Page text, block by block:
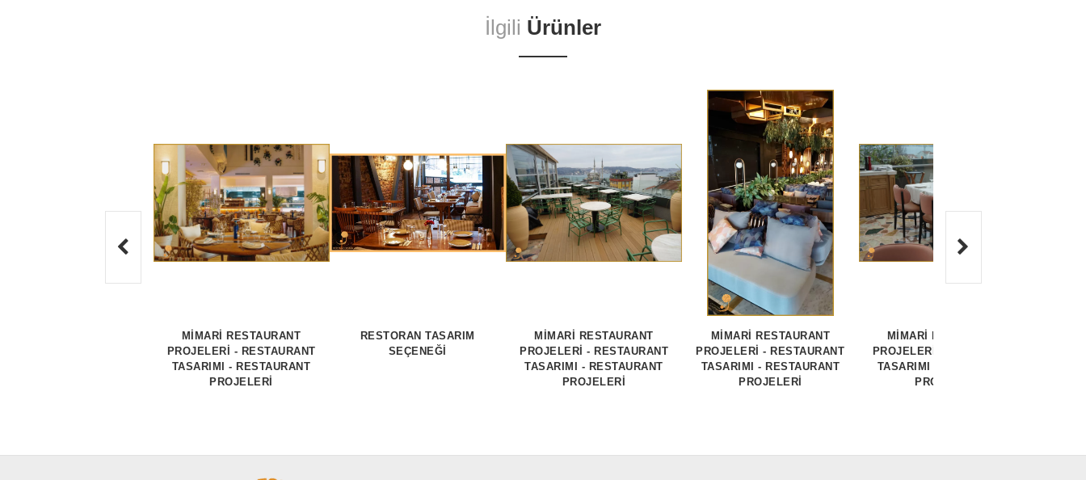
İlgili Ürünler
MİMARİ RESTAURANT
PROJELERİ - RESTAURANT
TASARIMI - RESTAURANT
PROJELERİ
RESTORAN TASARIM
SEÇENEĞI
MİMARİ RESTAURANT
PROJELERİ - RESTAURANT
TASARIMI - RESTAURANT
PROJELERİ
MİMARİ RESTAURANT
PROJELERİ - RESTAURANT
TASARIMI - RESTAURANT
PROJELERİ
MİMARİ RESTAURANT
PROJELERİ - RESTAURANT
TASARIMI - RESTAURANT
PROJELERİ